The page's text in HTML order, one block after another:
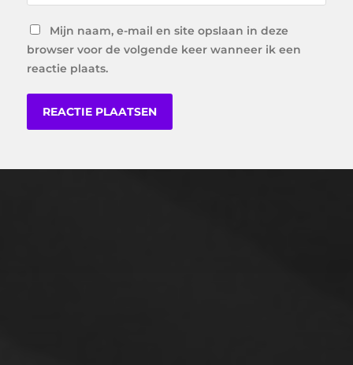
Mijn naam, e-mail en site opslaan in deze
browser voor de volgende keer wanneer ik een
reactie plaats.